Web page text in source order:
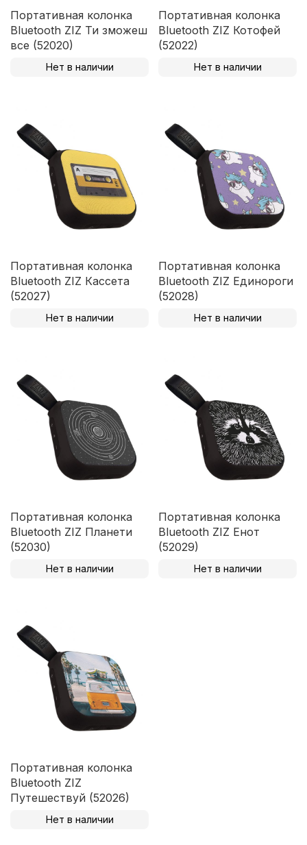
Портативная колонка
Bluetooth ZIZ Ти зможеш
все (52020)
Нет в наличии
Портативная колонка
Bluetooth ZIZ Котофей
(52022)
Нет в наличии
Портативная колонка
Bluetooth ZIZ Кассета
(52027)
Нет в наличии
Портативная колонка
Bluetooth ZIZ Единороги
(52028)
Нет в наличии
Портативная колонка
Bluetooth ZIZ Планети
(52030)
Нет в наличии
Портативная колонка
Bluetooth ZIZ Енот
(52029)
Нет в наличии
Портативная колонка
Bluetooth ZIZ
Путешествуй (52026)
Нет в наличии